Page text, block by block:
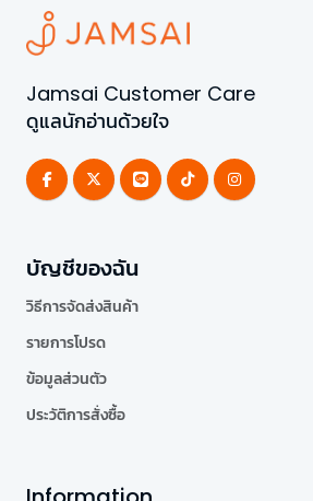
Jamsai Customer Care
ดูแลนักอ่านด้วยใจ
บัญชีของฉัน
วิธีการจัดส่งสินค้า
รายการโปรด
ข้อมูลส่วนตัว
ประวัติการสั่งซื้อ